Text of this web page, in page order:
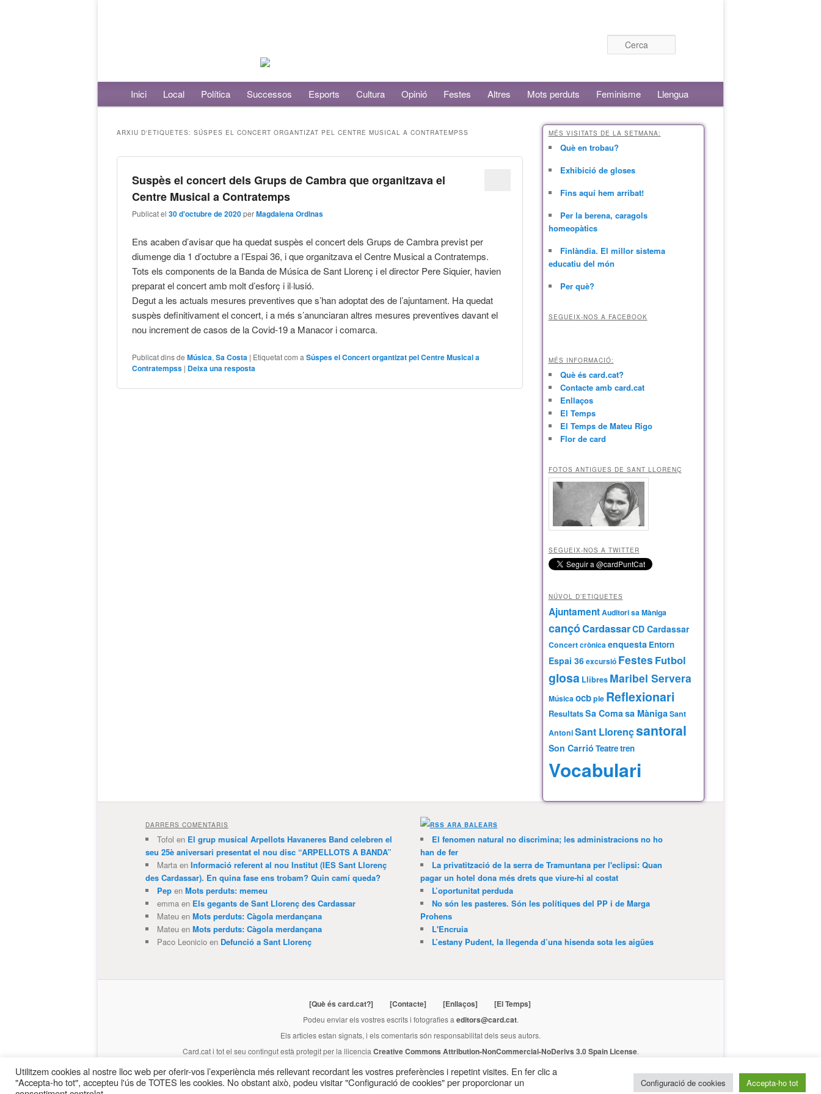
Menú principalAneu al contingut principal
Aneu al contingut secundari
Inici Local Política Successos Esports Cultura Opinió Festes Altres Mots perduts Feminisme Llengua
ARXIU D'ETIQUETES: SÚSPES EL CONCERT ORGANTIZAT PEL CENTRE MUSICAL A CONTRATEMPSS
Suspès el concert dels Grups de Cambra que organitzava el
Centre Musical a Contratemps
Publicat el30 d'octubre de 2020perMagdalena Ordinas
Ens acaben d’avisar que ha quedat suspès el concert dels Grups de Cambra previst per
diumenge dia 1 d’octubre a l’Espai 36, i que organitzava el Centre Musical a Contratemps.
Tots els components de la Banda de Música de Sant Llorenç i el director Pere Siquier, havien
preparat el concert amb molt d’esforç i il·lusió.
Degut a les actuals mesures preventives que s’han adoptat des de l’ajuntament. Ha quedat
suspès definitivament el concert, i a més s’anunciaran altres mesures preventives davant el
nou increment de casos de la Covid-19 a Manacor i comarca.
Publicat dins de Música,Sa Costa | Etiquetat com a Súspes el Concert organtizat pel Centre Musical a
Contratempss | Deixa una resposta
MÉS VISITATS DE LA SETMANA:
Què en trobau?
Exhibició de gloses
Fins aquí hem arribat!
Per la berena, caragols
homeopàtics
Finlàndia. El millor sistema
educatiu del món
Per què?
SEGUEIX-NOS A FACEBOOK
MÉS INFORMACIÓ:
Què és card.cat?
Contacte amb card.cat
Enllaços
El Temps
El Temps de Mateu Rigo
Flor de card
FOTOS ANTIGUES DE SANT LLORENÇ
SEGUEIX-NOS A TWITTER
NÚVOL D’ETIQUETES
AjuntamentAuditori sa Màniga
cançóCardassarCD Cardassar
Concertcrònicaenquesta Entorn
Espai 36excursió Festes Futbol
glosa Llibres Maribel Servera
Músicaocbple Reflexionari
ResultatsSa Comasa MànigaSant
AntoniSant Llorençsantoral
Son Carrió Teatretren
Vocabulari
DARRERS COMENTARIS
Tofol en El grup musical Arpellots Havaneres Band celebren el
seu 25è aniversari presentat el nou disc “ARPELLOTS A BANDA”
Martaen Informació referent al nou Institut (IES Sant Llorenç
des Cardassar). En quina fase ens trobam? Quin camí queda?
Pepen Mots perduts: memeu
emmaen Els gegants de Sant Llorenç des Cardassar
Mateuen Mots perduts: Càgola merdançana
Mateuen Mots perduts: Càgola merdançana
Paco Leonicioen Defunció a Sant Llorenç
ARA BALEARS
El fenomen natural no discrimina; les administracions no ho
han de fer
La privatització de la serra de Tramuntana per l'eclipsi: Quan
pagar un hotel dona més drets que viure-hi al costat
L’oportunitat perduda
No són les pasteres. Són les polítiques del PP i de Marga
Prohens
L'Encruia
L’estany Pudent, la llegenda d’una hisenda sota les aigües
[Què és card.cat?] [Contacte] [Enllaços] [El Temps]
Podeu enviar els vostres escrits i fotografies a editors@card.cat.
Els articles estan signats, i els comentaris són responsabilitat dels seus autors.
Card.cati tot el seu contingut està protegit per la llicencia Creative Commons Attribution-NonCommercial-NoDerivs 3.0 Spain License.
Publicació membre de
l'Associació de Premsa Forana de Mallorca
Utilitzem cookies al nostre lloc web per oferir-vos l’experiència més rellevant recordant les vostres preferències i repetint visites. En fer clic a
"Accepta-ho tot", accepteu l'ús de TOTES les cookies. No obstant això, podeu visitar "Configuració de cookies" per proporcionar un
Configuració de cookies Accepta-ho tot